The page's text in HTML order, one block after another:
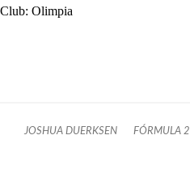
Club: Olimpia
JOSHUA DUERKSEN FÓRMULA 2